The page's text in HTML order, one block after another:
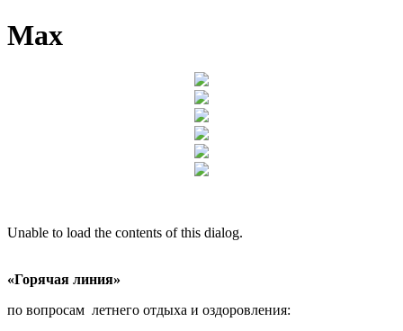
Max
Unable to load the contents of this dialog.
«Горячая линия»
по вопросам летнего отдыха и оздоровления: